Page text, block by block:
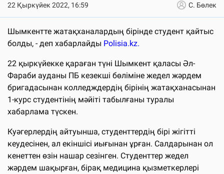
22 Қыркүйек 2022, 16:59 С. Бөлек
Шымкентте жатақханалардың бірінде студент қайтыс
болды, - деп хабарлайды Polisia.kz.
22 қыркүйекке қараған түні Шымкент қаласы Әл-
Фараби ауданы ПБ кезекші бөліміне жедел жәрдем
бригадасынан колледждердің бірінің жатақханасынан
1-курс студентінің мәйіті табылғаны туралы
хабарлама түскен.
Куәгерлердің айтуынша, студенттердің бірі жігітті
кеудесінен, ал екіншісі иығынан ұрған. Салдарынан ол
кенеттен өзін нашар сезінген. Студенттер жедел
жәрдем шақырған, бірақ медицина қызметкерлері